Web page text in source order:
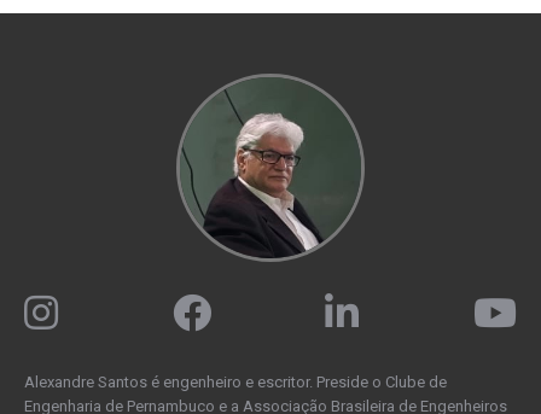
Alexandre Santos é engenheiro e escritor. Preside o Clube de
Engenharia de Pernambuco e a Associação Brasileira de Engenheiros